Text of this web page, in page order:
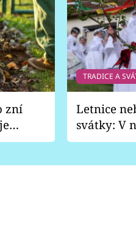
zní
TRADICE A
Letnice
svátky: V
pondělí